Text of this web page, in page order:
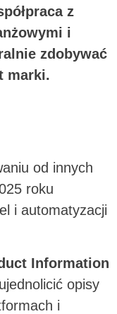
z
i
zdobywać
marki.
od innych
roku
i automatyzacji
Information
opisy
i